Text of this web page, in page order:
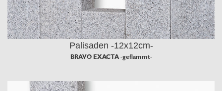
Palisaden -12x12cm-
BRAVO EXACTA -geflammt-